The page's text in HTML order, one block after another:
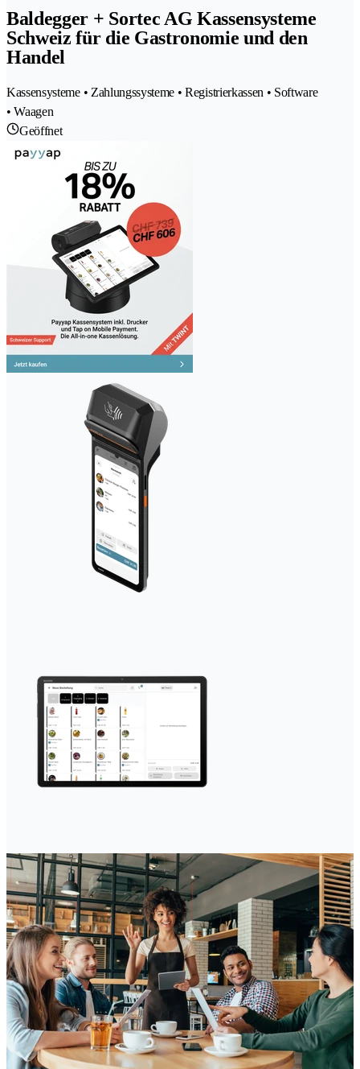
Baldegger + Sortec AG Kassensysteme
Schweiz für die Gastronomie und den
Handel
Kassensysteme • Zahlungssysteme • Registrierkassen • Software
• Waagen
Geöffnet